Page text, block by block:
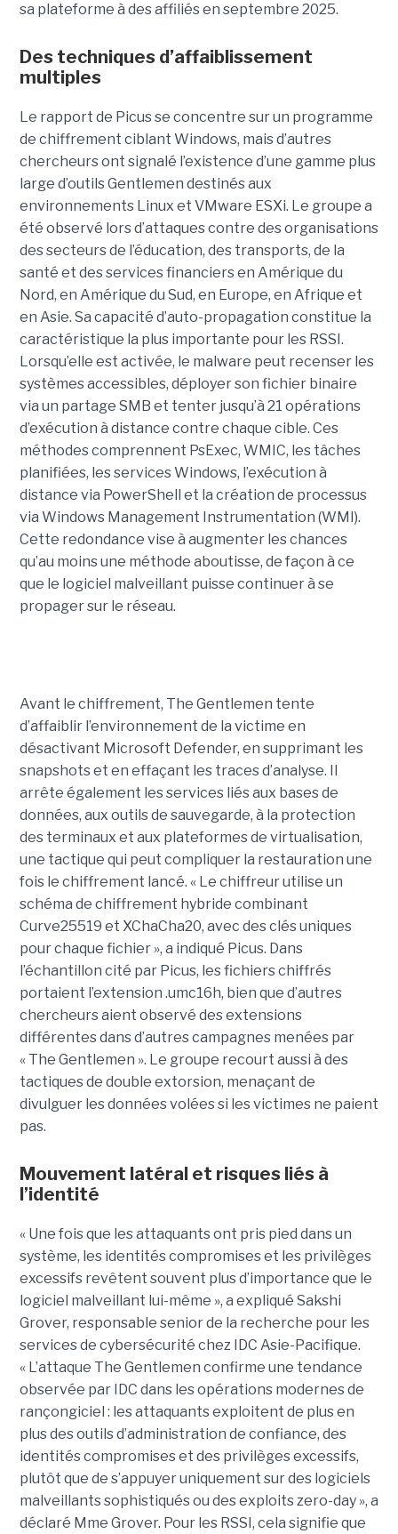
sa plateforme à des affiliés en septembre 2025.
Des techniques d’affaiblissement
multiples
Le rapport de Picus se concentre sur un programme
de chiffrement ciblant Windows, mais d’autres
chercheurs ont signalé l’existence d’une gamme plus
large d’outils Gentlemen destinés aux
environnements Linux et VMware ESXi. Le groupe a
été observé lors d’attaques contre des organisations
des secteurs de l’éducation, des transports, de la
santé et des services financiers en Amérique du
Nord, en Amérique du Sud, en Europe, en Afrique et
en Asie. Sa capacité d’auto-propagation constitue la
caractéristique la plus importante pour les RSSI.
Lorsqu’elle est activée, le malware peut recenser les
systèmes accessibles, déployer son fichier binaire
via un partage SMB et tenter jusqu’à 21 opérations
d’exécution à distance contre chaque cible. Ces
méthodes comprennent PsExec, WMIC, les tâches
planifiées, les services Windows, l’exécution à
distance via PowerShell et la création de processus
via Windows Management Instrumentation (WMI).
Cette redondance vise à augmenter les chances
qu’au moins une méthode aboutisse, de façon à ce
que le logiciel malveillant puisse continuer à se
propager sur le réseau.
Avant le chiffrement, The Gentlemen tente
d’affaiblir l’environnement de la victime en
désactivant Microsoft Defender, en supprimant les
snapshots et en effaçant les traces d’analyse. Il
arrête également les services liés aux bases de
données, aux outils de sauvegarde, à la protection
des terminaux et aux plateformes de virtualisation,
une tactique qui peut compliquer la restauration une
fois le chiffrement lancé. « Le chiffreur utilise un
schéma de chiffrement hybride combinant
Curve25519 et XChaCha20, avec des clés uniques
pour chaque fichier », a indiqué Picus. Dans
l’échantillon cité par Picus, les fichiers chiffrés
portaient l’extension .umc16h, bien que d’autres
chercheurs aient observé des extensions
différentes dans d’autres campagnes menées par
« The Gentlemen ». Le groupe recourt aussi à des
tactiques de double extorsion, menaçant de
divulguer les données volées si les victimes ne paient
pas.
Mouvement latéral et risques liés à
l’identité
« Une fois que les attaquants ont pris pied dans un
système, les identités compromises et les privilèges
excessifs revêtent souvent plus d’importance que le
logiciel malveillant lui-même », a expliqué Sakshi
Grover, responsable senior de la recherche pour les
services de cybersécurité chez IDC Asie-Pacifique.
« L’attaque The Gentlemen confirme une tendance
observée par IDC dans les opérations modernes de
rançongiciel : les attaquants exploitent de plus en
plus des outils d’administration de confiance, des
identités compromises et des privilèges excessifs,
plutôt que de s’appuyer uniquement sur des logiciels
malveillants sophistiqués ou des exploits zero-day », a
déclaré Mme Grover. Pour les RSSI, cela signifie que